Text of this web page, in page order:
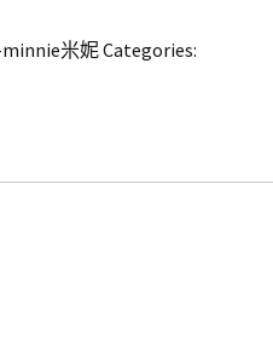
米妮Categories: